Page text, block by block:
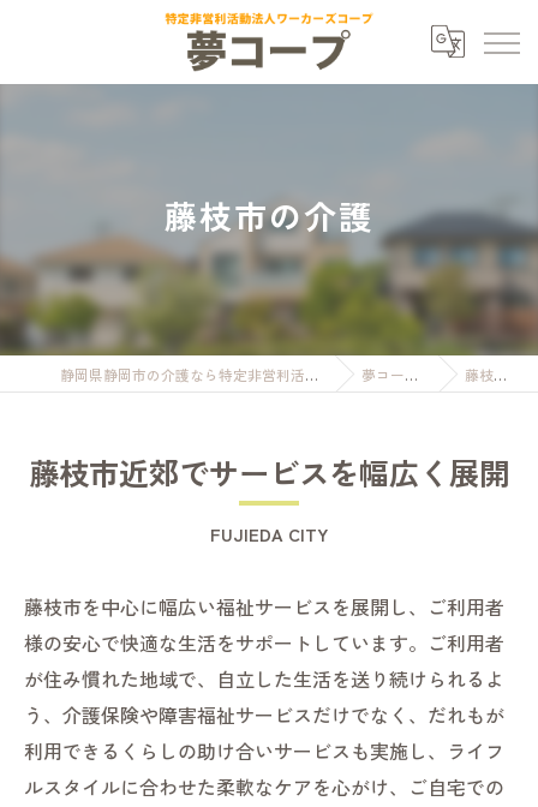
藤枝市の介護
静岡県静岡市の介護なら特定非営利活動法人ワーカーズコープ夢コープ 夢コープについて 藤枝市の介護
藤枝市近郊でサービスを幅広く展開
FUJIEDA CITY
藤枝市を中心に幅広い福祉サービスを展開し、ご利用者
様の安心で快適な生活をサポートしています。ご利用者
が住み慣れた地域で、自立した生活を送り続けられるよ
う、介護保険や障害福祉サービスだけでなく、だれもが
利用できるくらしの助け合いサービスも実施し、ライフ
ルスタイルに合わせた柔軟なケアを心がけ、ご自宅での